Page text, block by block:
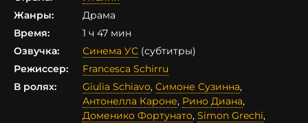
Жанры:
Драма
Время:
1 ч 47 мин
Озвучка:
Синема УС (субтитры)
Режиссер:
Francesca Schirru
В ролях:
Giulia Schiavo, Симоне Сузинна,
Антонелла Кароне, Рино Диана,
Доменико Фортунато, Simon Grechi,